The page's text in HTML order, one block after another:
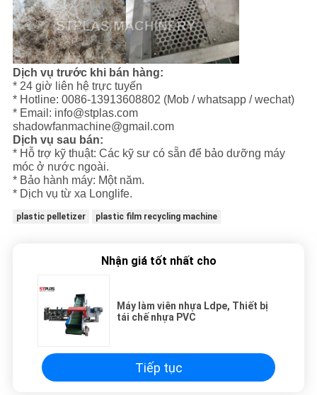
Dịch vụ trước khi bán hàng:
* 24 giờ liên hệ trực tuyến
* Hotline: 0086-13913608802 (Mob / whatsapp / wechat)
* Email: info@stplas.com
shadowfanmachine@gmail.com
Dịch vụ sau bán:
* Hỗ trợ kỹ thuật: Các kỹ sư có sẵn để bảo dưỡng máy
móc ở nước ngoài.
* Bảo hành máy: Một năm.
* Dịch vụ từ xa Longlife.
plastic pelletizer plastic film recycling machine
Nhận giá tốt nhất cho
Máy làm viên nhựa Ldpe, Thiết bị
tái chế nhựa PVC
Tiếp tục